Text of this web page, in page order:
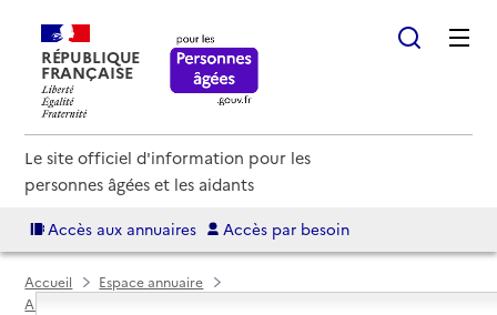
RÉPUBLIQUE
FRANÇAISE
Le site officiel d'information pour les
personnes âgées et les aidants
Accès aux annuaires Accès par besoin
Accueil
Espace annuaire
Annuaire EHPAD et maisons de retraite